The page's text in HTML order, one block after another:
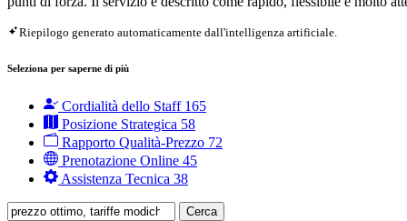
Riepilogo generato automaticamente dall'intelligenza artificiale.
Seleziona per saperne di più
Cordialità dello Staff 165
Posizione Strategica 58
Rapporto Qualità-Prezzo 72
Prenotazione Online 45
Assistenza Tecnica 38
Cerca